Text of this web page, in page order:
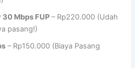
Mbps FUP – Rp220.000 (Udah
pasang!)
– Rp150.000 (Biaya Pasang